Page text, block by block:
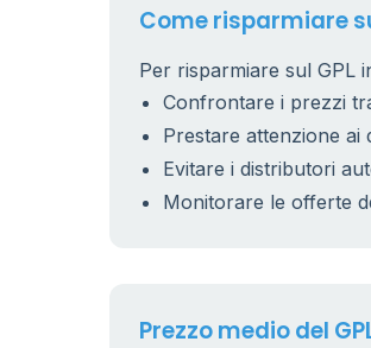
Come risparmiare
Per risparmiare sul GPL
Confrontare i prezzi
Prestare attenzione ai
Evitare i distributori
Monitorare le offerte
Prezzo medio del